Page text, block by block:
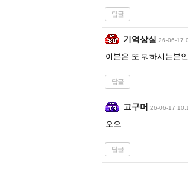
답글
기억상실 26-06-17
이분은 또 뭐하시는분
답글
고구머 26-06-17
오오
답글